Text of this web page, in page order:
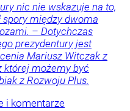
nic nie wskazuje na to,
spory między dwoma
– Dotychczas
prezydentury jest
Mariusz Witczak z
której możemy być
z Rozwoju Plus.
i komentarze